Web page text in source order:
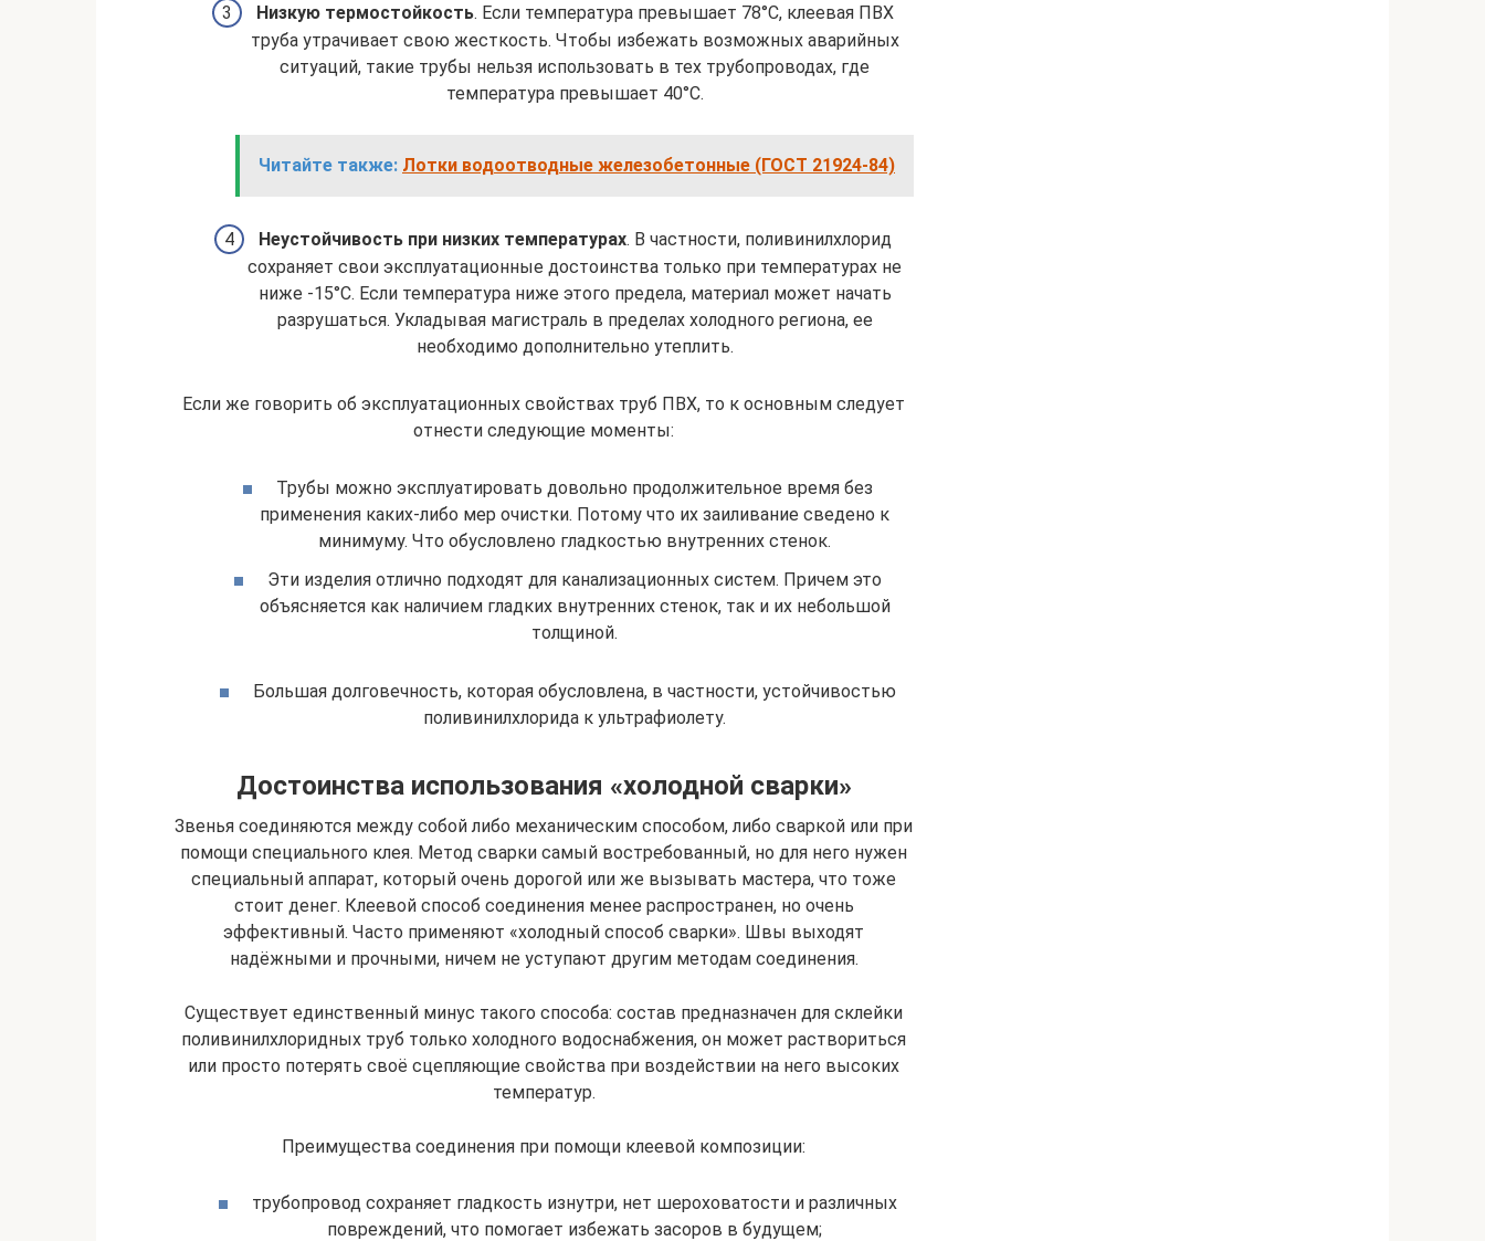
Низкую термостойкость. Если температура превышает 78°С, клеевая ПВХ
труба утрачивает свою жесткость. Чтобы избежать возможных аварийных
ситуаций, такие трубы нельзя использовать в тех трубопроводах, где
температура превышает 40°С.
Читайте также: Лотки водоотводные железобетонные (ГОСТ 21924-84)
Неустойчивость при низких температурах. В частности, поливинилхлорид
сохраняет свои эксплуатационные достоинства только при температурах не
ниже -15°С. Если температура ниже этого предела, материал может начать
разрушаться. Укладывая магистраль в пределах холодного региона, ее
необходимо дополнительно утеплить.
Если же говорить об эксплуатационных свойствах труб ПВХ, то к основным следует
отнести следующие моменты:
Трубы можно эксплуатировать довольно продолжительное время без
применения каких-либо мер очистки. Потому что их заиливание сведено к
минимуму. Что обусловлено гладкостью внутренних стенок.
Эти изделия отлично подходят для канализационных систем. Причем это
объясняется как наличием гладких внутренних стенок, так и их небольшой
толщиной.
Большая долговечность, которая обусловлена, в частности, устойчивостью
поливинилхлорида к ультрафиолету.
Достоинства использования «холодной сварки»
Звенья соединяются между собой либо механическим способом, либо сваркой или при
помощи специального клея. Метод сварки самый востребованный, но для него нужен
специальный аппарат, который очень дорогой или же вызывать мастера, что тоже
стоит денег. Клеевой способ соединения менее распространен, но очень
эффективный. Часто применяют «холодный способ сварки». Швы выходят
надёжными и прочными, ничем не уступают другим методам соединения.
Существует единственный минус такого способа: состав предназначен для склейки
поливинилхлоридных труб только холодного водоснабжения, он может раствориться
или просто потерять своё сцепляющие свойства при воздействии на него высоких
температур.
Преимущества соединения при помощи клеевой композиции:
трубопровод сохраняет гладкость изнутри, нет шероховатости и различных
повреждений, что помогает избежать засоров в будущем;